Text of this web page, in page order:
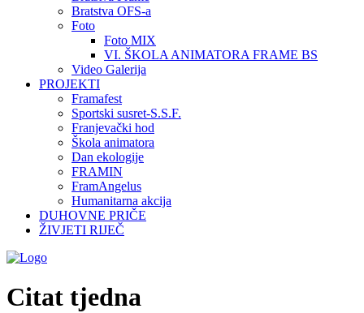
Bratstva OFS-a
Foto
Foto MIX
VI. ŠKOLA ANIMATORA FRAME BS
Video Galerija
PROJEKTI
Framafest
Sportski susret-S.S.F.
Franjevački hod
Škola animatora
Dan ekologije
FRAMIN
FramAngelus
Humanitarna akcija
DUHOVNE PRIČE
ŽIVJETI RIJEČ
Citat tjedna